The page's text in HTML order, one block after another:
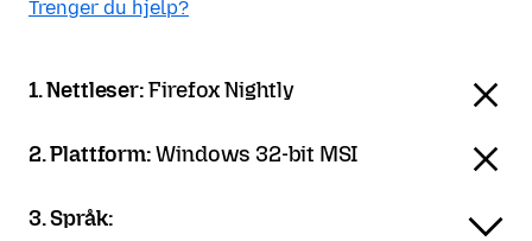
Trenger du hjelp?
1. Nettleser:Firefox Nightly
2. Plattform:Windows 32-bit MSI
3. Språk: